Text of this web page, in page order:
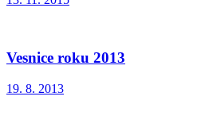
Vesnice roku 2013
19. 8. 2013